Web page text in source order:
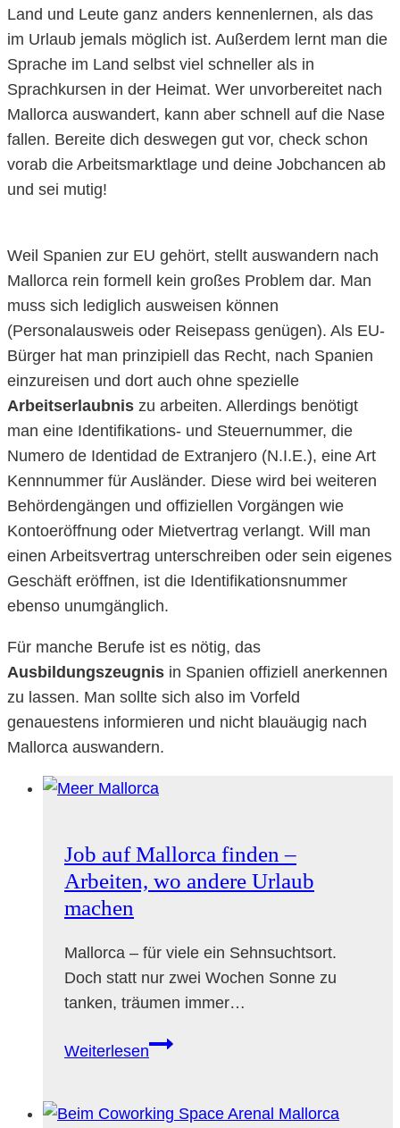
Land und Leute ganz anders kennenlernen, als das
im Urlaub jemals möglich ist. Außerdem lernt man die
Sprache im Land selbst viel schneller als in
Sprachkursen in der Heimat. Wer unvorbereitet nach
Mallorca auswandert, kann aber schnell auf die Nase
fallen. Bereite dich deswegen gut vor, check schon
vorab die Arbeitsmarktlage und deine Jobchancen ab
und sei mutig!
Weil Spanien zur EU gehört, stellt auswandern nach
Mallorca rein formell kein großes Problem dar. Man
muss sich lediglich ausweisen können
(Personalausweis oder Reisepass genügen). Als EU-
Bürger hat man prinzipiell das Recht, nach Spanien
einzureisen und dort auch ohne spezielle
Arbeitserlaubnis zu arbeiten. Allerdings benötigt
man eine Identifikations- und Steuernummer, die
Numero de Identidad de Extranjero (N.I.E.), eine Art
Kennnummer für Ausländer. Diese wird bei weiteren
Behördengängen und offiziellen Vorgängen wie
Kontoeröffnung oder Mietvertrag verlangt. Will man
einen Arbeitsvertrag unterschreiben oder sein eigenes
Geschäft eröffnen, ist die Identifikationsnummer
ebenso unumgänglich.
Für manche Berufe ist es nötig, das
Ausbildungszeugnis in Spanien offiziell anerkennen
zu lassen. Man sollte sich also im Vorfeld
genauestens informieren und nicht blauäugig nach
Mallorca auswandern.
Job auf Mallorca finden –
Arbeiten, wo andere Urlaub
machen
Mallorca – für viele ein Sehnsuchtsort.
Doch statt nur zwei Wochen Sonne zu
tanken, träumen immer…
WeiterlesenJob
finden